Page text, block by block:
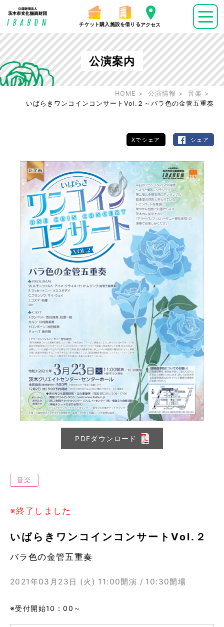
チケット購入 施設を借りるアクセス
公演案内
HOME 公演情報
音楽
いばらきワンコインコンサートVol.２～バラ色の金管五重奏
Xでシェア シェア
PDFダウンロード
音楽
※終了しました
いばらきワンコインコンサートVol.２
バラ色の金管五重奏
2021年03月23日 (火) 11:00開演 / 10:30開場
※受付開始10：00～